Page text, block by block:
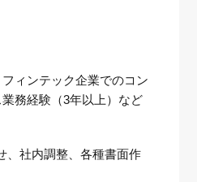
ィンテック企業でのコン
務経験（3年以上）など
、社内調整、各種書面作